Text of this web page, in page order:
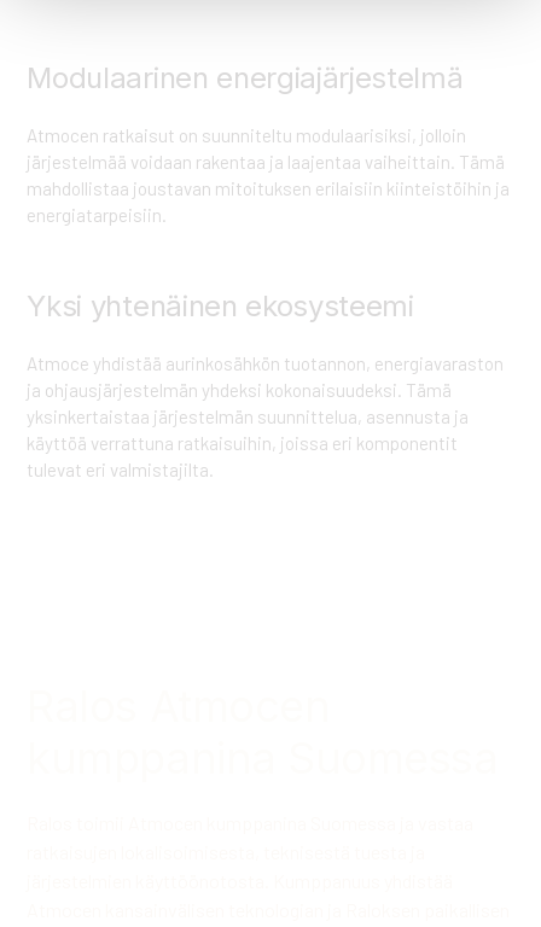
Modulaarinen energiajärjestelmä
Atmocen ratkaisut on suunniteltu modulaarisiksi, jolloin
järjestelmää voidaan rakentaa ja laajentaa vaiheittain. Tämä
mahdollistaa joustavan mitoituksen erilaisiin kiinteistöihin ja
energiatarpeisiin.
Yksi yhtenäinen ekosysteemi
Atmoce yhdistää aurinkosähkön tuotannon, energiavaraston
ja ohjausjärjestelmän yhdeksi kokonaisuudeksi. Tämä
yksinkertaistaa järjestelmän suunnittelua, asennusta ja
käyttöä verrattuna ratkaisuihin, joissa eri komponentit
tulevat eri valmistajilta.